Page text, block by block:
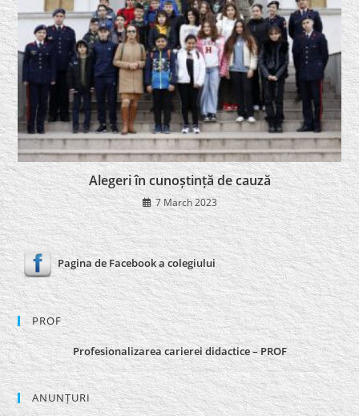
Alegeri în cunoștință de cauză
7 March 2023
Pagina de Facebook a colegiului
PROF
Profesionalizarea carierei didactice – PROF
ANUNȚURI